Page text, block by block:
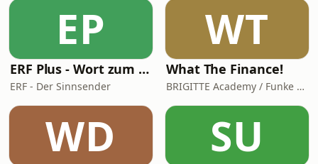
EP
ERF Plus - Wort zum Tag
ERF - Der Sinnsender
WT
What The Finance!
BRIGITTE Academy / Funke Woman, People & Family GmbH
WD SU